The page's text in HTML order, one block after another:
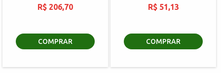
R$ 206,70
COMPRAR
R$ 51,13
COMPRAR